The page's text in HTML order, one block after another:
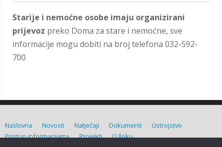
Starije i nemoćne osobe imaju organizirani
prijevoz preko Doma za stare i nemoćne, sve
informacije mogu dobiti na broj telefona 032-592-
700
Naslovna Novosti Natječaji Dokumenti
Ustrojstvo
Pristup informacijama
Projekti O Iloku